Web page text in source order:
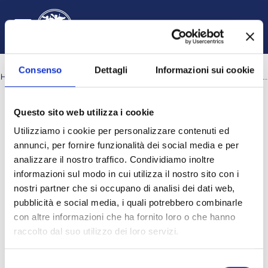
Consenso Dettagli Informazioni sui cookie
Questo sito web utilizza i cookie
Utilizziamo i cookie per personalizzare contenuti ed
annunci, per fornire funzionalità dei social media e per
analizzare il nostro traffico. Condividiamo inoltre
informazioni sul modo in cui utilizza il nostro sito con i
nostri partner che si occupano di analisi dei dati web,
pubblicità e social media, i quali potrebbero combinarle
con altre informazioni che ha fornito loro o che hanno
raccolto dal suo utilizzo dei loro servizi.
Toggle search input
COURSES SCUOLA DI FARMACIA E NUTRACEUTICA BIOTECNOLOGIE A.A. 2023 - 2024
Search courses
Search courses